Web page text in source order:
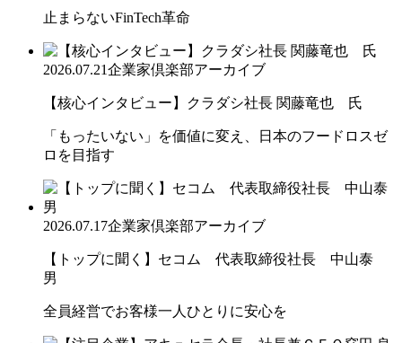
止まらないFinTech革命
2026.07.21企業家倶楽部アーカイブ
【核心インタビュー】クラダシ社長 関藤竜也 氏
「もったいない」を価値に変え、日本のフードロスゼ
ロを目指す
2026.07.17企業家倶楽部アーカイブ
【トップに聞く】セコム 代表取締役社長 中山泰
男
全員経営でお客様一人ひとりに安心を